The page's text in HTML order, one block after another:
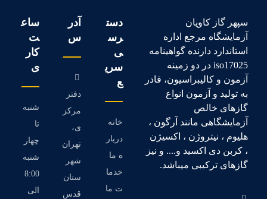
سپهر گاز کاویان
آزمایشگاه مرجع اداره
استاندارد دارنده گواهینامه
iso17025 در دو زمینه
آزمون و کالیبراسیون، قادر
به تولید و آزمون انواع
گازهای خالص
آزمایشگاهی مانند آرگون ،
هلیوم ، نیتروژن ، اکسیژن
، کربن دی اکسید و.... و نیز
گازهای ترکیبی میباشد.
دست
رس
ی
سری
ع
خانه
دربار
ه ما
خدما
ت ما
آدر
س
دفتر
مرکز
ی،
تهران
شهر
ستان
قدس
ساع
ت
کار
ی
شنبه
تا
چهار
شنبه
8:00
الی